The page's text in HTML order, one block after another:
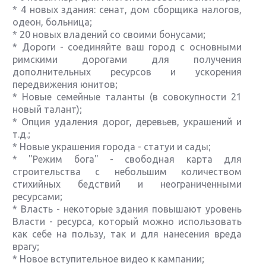
* 4 новых здания: сенат, дом сборщика налогов,
одеон, больница;
* 20 новых владений со своими бонусами;
* Дороги - соединяйте ваш город с основными
римскими дорогами для получения
дополнительных ресурсов и ускорения
передвижения юнитов;
* Новые семейные таланты (в совокупности 21
новый талант);
* Опция удаления дорог, деревьев, украшений и
т.д.;
* Новые украшения города - статуи и сады;
* "Режим бога" - свободная карта для
строительства с небольшим количеством
стихийных бедствий и неограниченными
ресурсами;
* Власть - некоторые здания повышают уровень
Власти - ресурса, который можно использовать
как себе на пользу, так и для нанесения вреда
врагу;
* Новое вступительное видео к кампании;